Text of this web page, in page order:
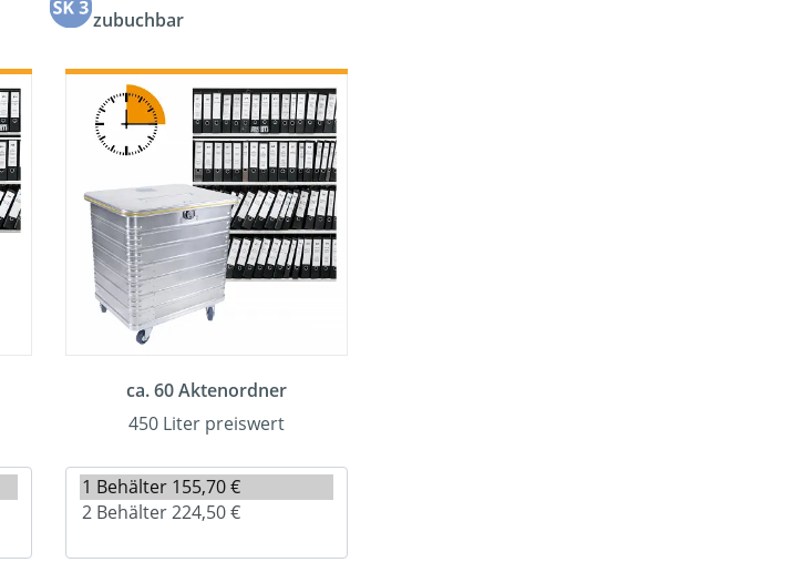
zubuchbar
ca. 60 Aktenordner
450 Liter preiswert